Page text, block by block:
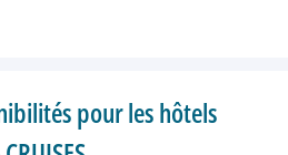
pour les hôtels